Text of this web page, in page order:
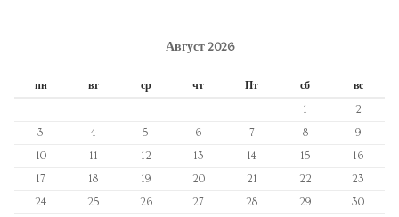
Август 2026
пн вт ср чт Пт сб
вс
1
2
3
4 5 6 7 8
9
10
11 12 13 14 15
16
17
18 19 20 21 22
23
24
25 26 27 28 29
30